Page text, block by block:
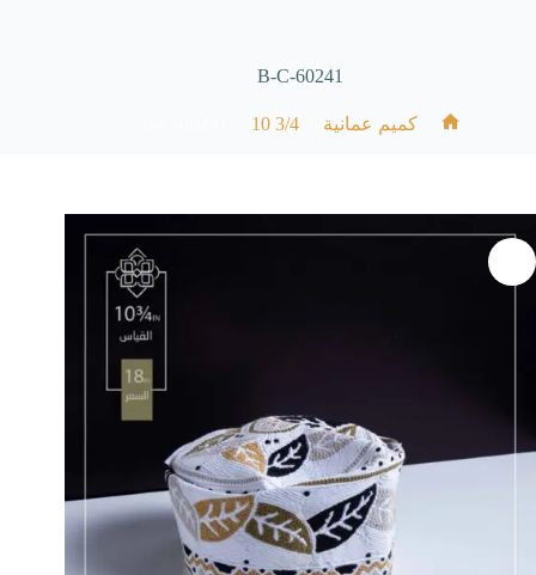
B-C-60241
كميم عمانية 3/4 10